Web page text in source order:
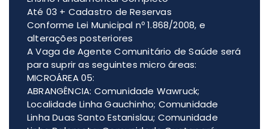
Até 03 + Cadastro de Reservas
Conforme Lei Municipal nº 1.868/2008, e
alterações posteriores
A Vaga de Agente Comunitário de Saúde será
para suprir as seguintes micro áreas:
MICROÁREA 05:
ABRANGÊNCIA: Comunidade Wawruck;
Localidade Linha Gauchinho; Comunidade
Linha Duas Santo Estanislau; Comunidade